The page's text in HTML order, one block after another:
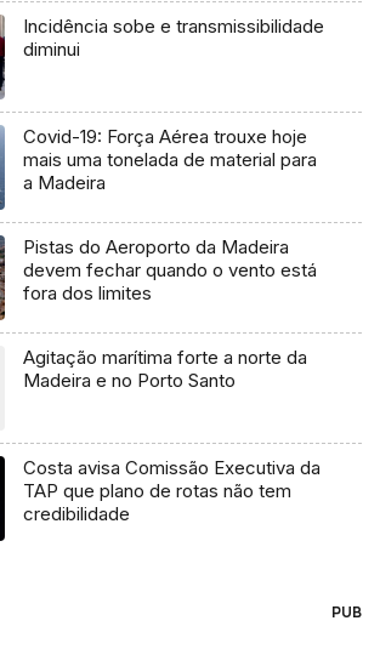
Incidência sobe e transmissibilidade
diminui
Covid-19: Força Aérea trouxe hoje
mais uma tonelada de material para
a Madeira
Pistas do Aeroporto da Madeira
devem fechar quando o vento está
fora dos limites
Agitação marítima forte a norte da
Madeira e no Porto Santo
Costa avisa Comissão Executiva da
TAP que plano de rotas não tem
credibilidade
PUB